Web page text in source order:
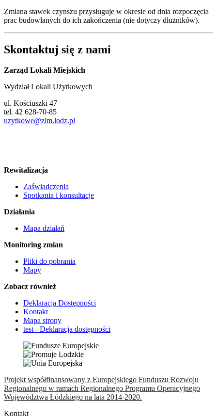
Zmiana stawek czynszu przysługuje w okresie od dnia rozpoczęcia
prac budowlanych do ich zakończenia (nie dotyczy dłużników).
Skontaktuj się z nami
Zarząd Lokali Miejskich
Wydział Lokali Użytkowych
ul. Kościuszki 47
tel. 42 628-70-85
uzytkowe@zlm.lodz.pl
Rewitalizacja
Zaświadczenia
Spotkania i konsultacje
Działania
Mapa działań
Monitoring zmian
Pliki do pobrania
Mapy
Zobacz również
Deklaracja Dostępności
Kontakt
Mapa strony
test - Deklaracja dostępności
Projekt współfinansowany z Europejskiego Funduszu Rozwoju
Regionalnego w ramach Regionalnego Programu Operacyjnego
Województwa Łódzkiego na lata 2014-2020.
Kontakt